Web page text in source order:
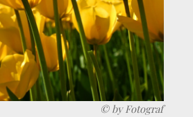
© by Fotograf